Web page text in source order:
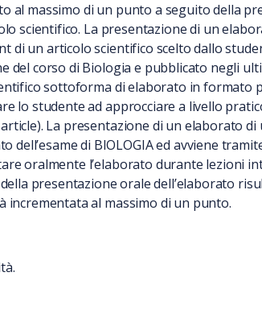
al massimo di un punto a seguito della
scientifico. La presentazione di un
di un articolo scientifico scelto dallo
del corso di Biologia e pubblicato negli
sottoforma di elaborato in formato
lo studente ad approcciare a livello
La presentazione di un elaborato
dell’esame di BIOLOGIA ed avviene
oralmente l’elaborato durante lezioni
presentazione orale dell’elaborato
incrementata al massimo di un punto.